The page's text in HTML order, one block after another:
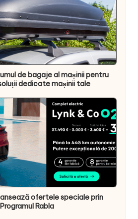
de bagaje al mașinii pentru
dedicate mașinii tale
ofertele speciale prin
Programul Rabla